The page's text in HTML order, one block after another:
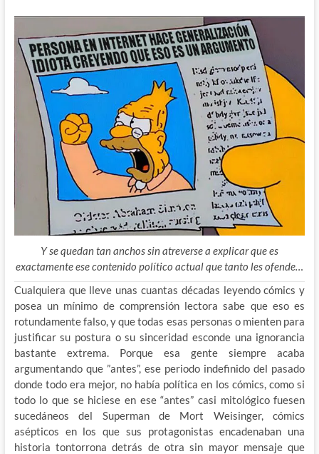
Y se quedan tan anchos sin atreverse a explicar que es
exactamente ese contenido político actual que tanto les ofende…
Cualquiera que lleve unas cuantas décadas leyendo cómics y
posea un mínimo de comprensión lectora sabe que eso es
rotundamente falso, y que todas esas personas o mienten para
justificar su postura o su sinceridad esconde una ignorancia
bastante extrema. Porque esa gente siempre acaba
argumentando que ”antes”, ese periodo indefinido del pasado
donde todo era mejor, no había política en los cómics, como si
todo lo que se hiciese en ese “antes” casi mitológico fuesen
sucedáneos del Superman de Mort Weisinger, cómics
asépticos en los que sus protagonistas encadenaban una
historia tontorrona detrás de otra sin mayor mensaje que